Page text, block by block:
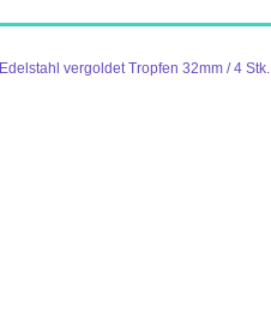
Edelstahl vergoldet Tropfen 32mm / 4 Stk.